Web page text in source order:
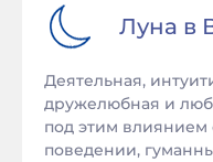
Луна в
Деятельная,
дружелюбная и
под этим
поведении,